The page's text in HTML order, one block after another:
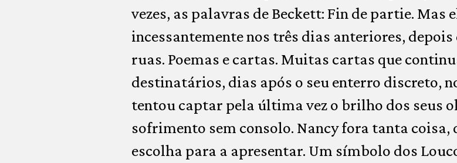
vezes, as palavras de Beckett: Fin de partie. Mas
incessantemente nos três dias anteriores,
ruas. Poemas e cartas. Muitas cartas que
destinatários, dias após o seu enterro discreto,
tentou captar pela última vez o brilho dos seus
sofrimento sem consolo. Nancy fora tanta coisa,
escolha para a apresentar. Um símbolo dos